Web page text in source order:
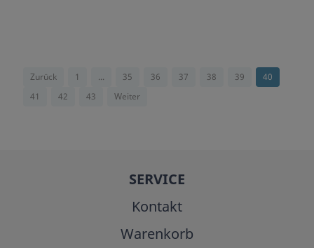
Zurück 1 ... 35 36 37 38 39
40
41
42 43 Weiter
SERVICE
Kontakt
Warenkorb